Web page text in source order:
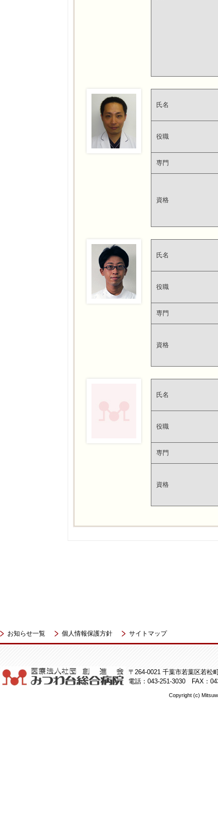
氏名
役職
専門
資格
氏名
役職
専門
資格
氏名
役職
専門
資格
お知らせ一覧 個人情報保護方針 サイトマップ
〒264-0021 千葉市若葉区若松
電話：043-251-3030 FAX：
Copyright (c)